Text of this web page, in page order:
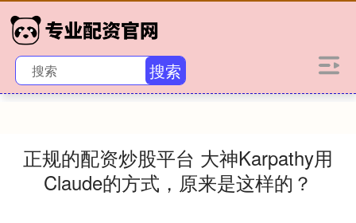
搜索
正规的配资炒股平台 大神Karpathy用
Claude的方式，原来是这样的？